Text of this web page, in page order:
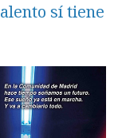
sí tiene